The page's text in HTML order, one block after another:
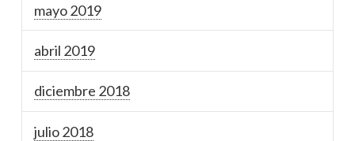
mayo 2019
abril 2019
diciembre 2018
julio 2018